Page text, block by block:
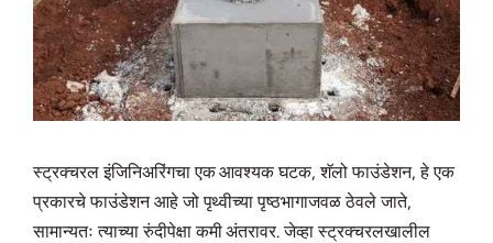
स्ट्रक्चरल इंजिनिअरिंगचा एक आवश्यक घटक, शॅलो फाउंडेशन, हे एक
प्रकारचे फाउंडेशन आहे जो पृथ्वीच्या पृष्ठभागाजवळ ठेवले जाते,
सामान्यतः त्याच्या रुंदीपेक्षा कमी अंतरावर. जेव्हा स्ट्रक्चरलखालील